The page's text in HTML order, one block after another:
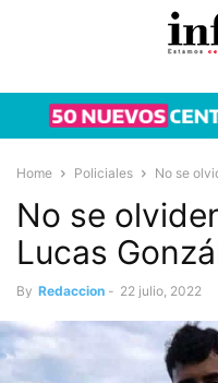
Home Policiales No se
No se
Lucas
By Redaccion - 22 julio, 2022